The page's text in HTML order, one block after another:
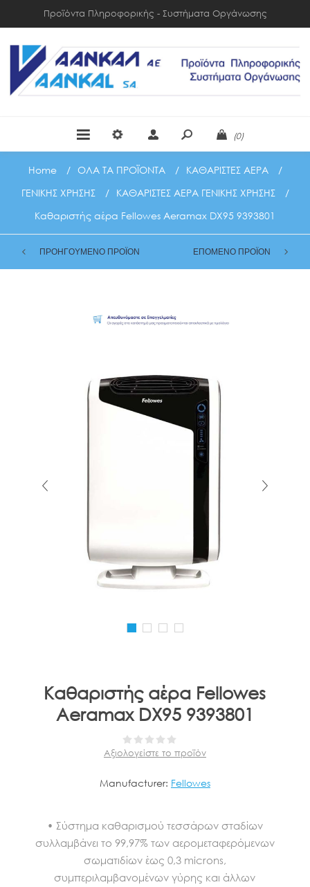
Προϊόντα Πληροφορικής - Συστήματα Οργάνωσης
(0)
Home / ΟΛΑ ΤΑ ΠΡΟΪΟΝΤΑ / ΚΑΘΑΡΙΣΤΕΣ ΑΕΡΑ
/
ΓΕΝΙΚΗΣ ΧΡΗΣΗΣ
/ ΚΑΘΑΡΙΣΤΕΣ ΑΕΡΑ ΓΕΝΙΚΗΣ ΧΡΗΣΗΣ
/
Καθαριστής αέρα Fellowes Aeramax DX95 9393801
ΠΡΟΗΓΟΥΜΕΝΟ ΠΡΟΪΟΝ ΕΠΟΜΕΝΟ ΠΡΟΪΟΝ
Καθαριστής αέρα Fellowes
Aeramax DX95 9393801
Αξιολογείστε το προϊόν
Manufacturer: Fellowes
• Σύστημα καθαρισμού τεσσάρων σταδίων
συλλαμβάνει το 99,97% των αερομεταφερόμενων
σωματιδίων έως 0,3 microns,
συμπεριλαμβανομένων γύρης και άλλων